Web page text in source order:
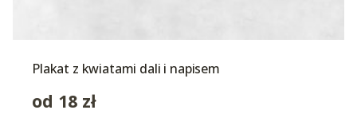
Plakat z kwiatami dali i napisem
od 18 zł